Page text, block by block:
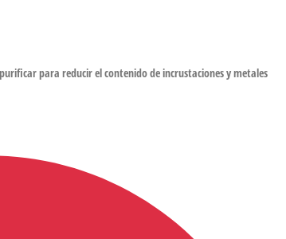
para reducir el contenido de incrustaciones y metales